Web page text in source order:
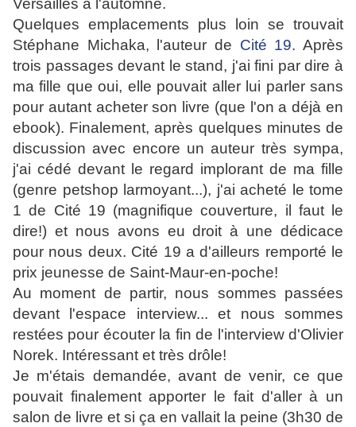
Versailles à l'automne.
Quelques emplacements plus loin se trouvait
Stéphane Michaka, l'auteur de Cité 19. Après
trois passages devant le stand, j'ai fini par dire à
ma fille que oui, elle pouvait aller lui parler sans
pour autant acheter son livre (que l'on a déjà en
ebook). Finalement, après quelques minutes de
discussion avec encore un auteur très sympa,
j'ai cédé devant le regard implorant de ma fille
(genre petshop larmoyant...), j'ai acheté le tome
1 de Cité 19 (magnifique couverture, il faut le
dire!) et nous avons eu droit à une dédicace
pour nous deux. Cité 19 a d'ailleurs remporté le
prix jeunesse de Saint-Maur-en-poche!
Au moment de partir, nous sommes passées
devant l'espace interview... et nous sommes
restées pour écouter la fin de l'interview d'Olivier
Norek. Intéressant et très drôle!
Je m'étais demandée, avant de venir, ce que
pouvait finalement apporter le fait d'aller à un
salon de livre et si ça en vallait la peine (3h30 de